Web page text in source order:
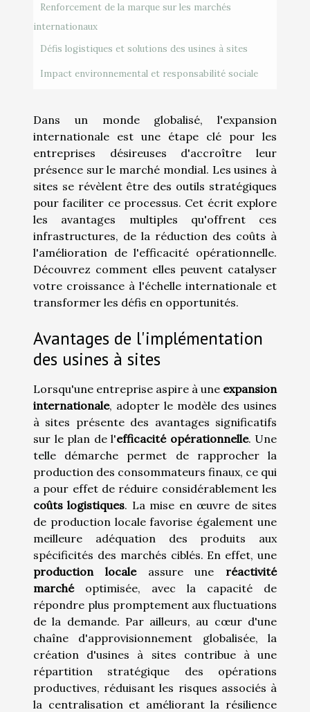
Renforcement de la marque sur les marchés
internationaux
Défis logistiques et solutions des usines à sites
Impact environnemental et responsabilité sociale
Dans un monde globalisé, l'expansion
internationale est une étape clé pour les
entreprises désireuses d'accroître leur
présence sur le marché mondial. Les usines à
sites se révèlent être des outils stratégiques
pour faciliter ce processus. Cet écrit explore
les avantages multiples qu'offrent ces
infrastructures, de la réduction des coûts à
l'amélioration de l'efficacité opérationnelle.
Découvrez comment elles peuvent catalyser
votre croissance à l'échelle internationale et
transformer les défis en opportunités.
Avantages de l'implémentation
des usines à sites
Lorsqu'une entreprise aspire à une expansion
internationale, adopter le modèle des usines
à sites présente des avantages significatifs
sur le plan de l'efficacité opérationnelle. Une
telle démarche permet de rapprocher la
production des consommateurs finaux, ce qui
a pour effet de réduire considérablement les
coûts logistiques. La mise en œuvre de sites
de production locale favorise également une
meilleure adéquation des produits aux
spécificités des marchés ciblés. En effet, une
production localeassure une réactivité
marchéoptimisée, avec la capacité de
répondre plus promptement aux fluctuations
de la demande. Par ailleurs, au cœur d'une
chaîne d'approvisionnement globalisée, la
création d'usines à sites contribue à une
répartition stratégique des opérations
productives, réduisant les risques associés à
la centralisation et améliorant la résilience